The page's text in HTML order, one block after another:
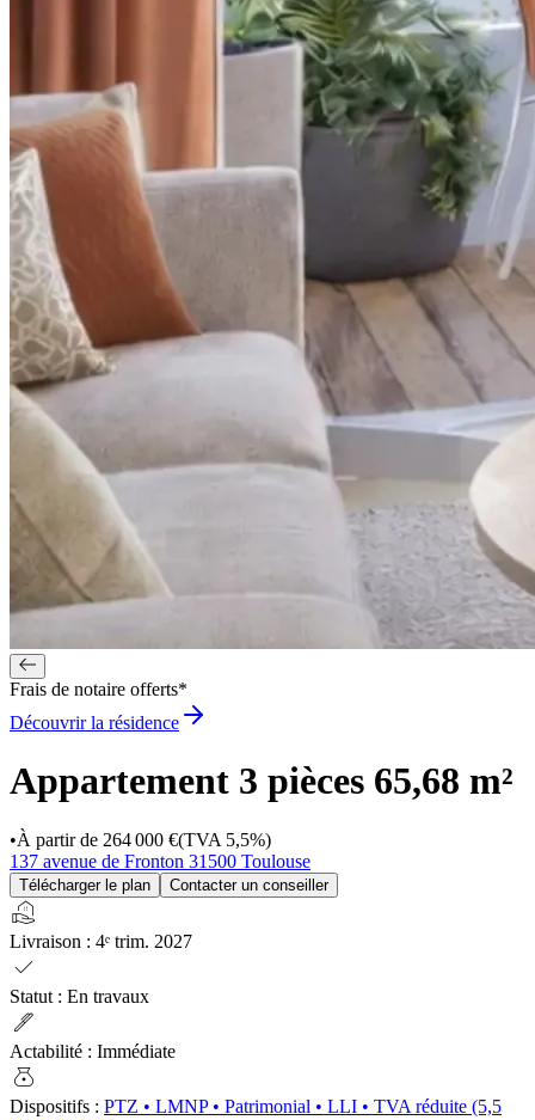
Frais de notaire offerts*
Découvrir la résidence
Appartement 3 pièces 65,68 m²
•À partir de 264 000 €(TVA 5,5%)
137 avenue de Fronton 31500 Toulouse
Télécharger le plan Contacter un conseiller
real_estate_agent
Livraison : 4ᵉ trim. 2027
check
Statut : En travaux
ink_pen
Actabilité : Immédiate
money_bag
Dispositifs : PTZ • LMNP• Patrimonial • LLI • TVA réduite (5,5